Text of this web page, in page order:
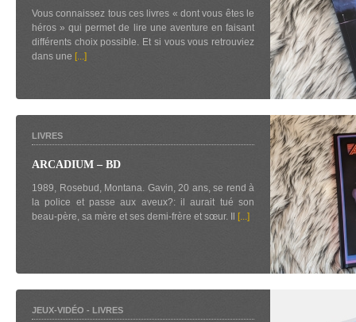
Vous connaissez tous ces livres « dont vous êtes le
héros » qui permet de lire une aventure en faisant
différents choix possible. Et si vous vous retrouviez
dans une [...]
LIVRES
ARCADIUM – BD
1989, Rosebud, Montana. Gavin, 20 ans, se rend à
la police et passe aux aveux?: il aurait tué son
beau-père, sa mère et ses demi-frère et sœur. Il
[...]
JEUX-VIDÉO - LIVRES